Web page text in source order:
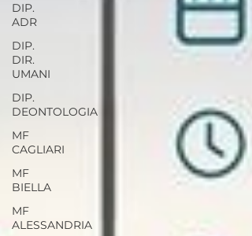
DIP.
ADR
DIP.
DIR.
UMANI
DIP.
DEONTOLOGIA
MF
CAGLIARI
MF
BIELLA
MF
ALESSANDRIA